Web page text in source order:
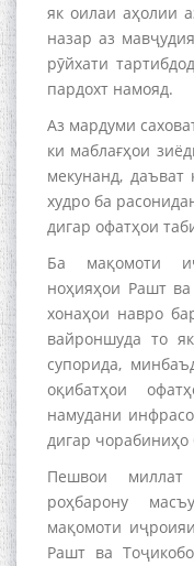
як оилаи аҳолии
назар аз
рӯйхати
пардохт намояд.
Аз мардуми
ки маблағҳои
мекунанд, даъват
худро ба
дигар офатҳои
Ба мақомоти
ноҳияҳои Рашт
хонаҳои навро
вайроншуда то
супорида,
оқибатҳои
намудани
дигар
Пешвои
роҳбарону
мақомоти
Рашт ва
ШАРҲИ
ИЛМ ВА
АЗ
ИЛМҲОИ
БО 4 000
ПАЙКАРА ВА
МӮЪМИН